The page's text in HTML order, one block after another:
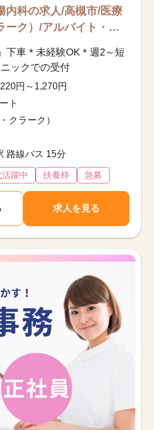
内科の求人/高槻市/医療
ク）/アルバイト・
下車＊未経験OK＊週2～短
ックでの受付
円～1,270円
ト
クラーク）
路線バス 15分
躍中 扶養枠 急募
求人を見る